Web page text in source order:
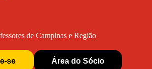
de Campinas e Região
se Área do Sócio